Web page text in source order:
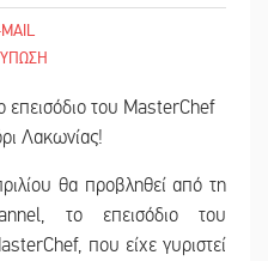
θα προβληθεί από τη
το επεισόδιο του
που είχε γυριστεί